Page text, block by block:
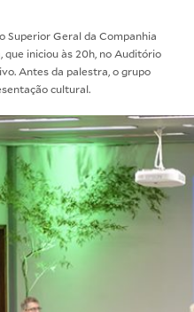
Superior Geral da Companhia
que iniciou às 20h, no Auditório
Antes da palestra, o grupo
cultural.